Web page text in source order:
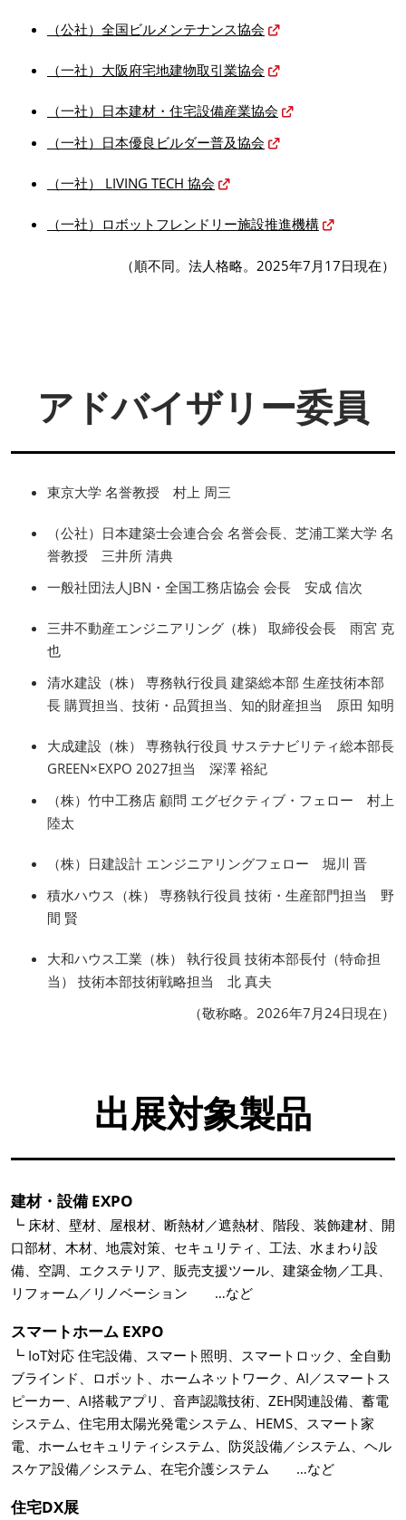
（公社）全国ビルメンテナンス協会
（一社）大阪府宅地建物取引業協会
（一社）日本建材・住宅設備産業協会
（一社）日本優良ビルダー普及協会
（一社） LIVING TECH 協会
（一社）ロボットフレンドリー施設推進機構
（順不同。法人格略。2025年7月17日現在）
アドバイザリー委員
東京大学 名誉教授 村上 周三
（公社）日本建築士会連合会 名誉会長、芝浦工業大学 名
誉教授 三井所 清典
一般社団法人JBN・全国工務店協会 会長 安成 信次
三井不動産エンジニアリング（株） 取締役会長 雨宮 克
也
清水建設（株） 専務執行役員 建築総本部 生産技術本部
長 購買担当、技術・品質担当、知的財産担当 原田 知明
大成建設（株） 専務執行役員 サステナビリティ総本部長
GREEN×EXPO 2027担当 深澤 裕紀
（株）竹中工務店 顧問 エグゼクティブ・フェロー 村上
陸太
（株）日建設計 エンジニアリングフェロー 堀川 晋
積水ハウス（株） 専務執行役員 技術・生産部門担当 野
間 賢
大和ハウス工業（株） 執行役員 技術本部長付（特命担
当） 技術本部技術戦略担当 北 真夫
（敬称略。2026年7月24日現在）
出展対象製品
建材・設備 EXPO
┗ 床材、壁材、屋根材、断熱材／遮熱材、階段、装飾建材、開
口部材、木材、地震対策、セキュリティ、工法、水まわり設
備、空調、エクステリア、販売支援ツール、建築金物／工具、
リフォーム／リノベーション …など
スマートホーム EXPO
┗ IoT対応 住宅設備、スマート照明、スマートロック、全自動
ブラインド、ロボット、ホームネットワーク、AI／スマートス
ピーカー、AI搭載アプリ、音声認識技術、ZEH関連設備、蓄電
システム、住宅用太陽光発電システム、HEMS、スマート家
電、ホームセキュリティシステム、防災設備／システム、ヘル
スケア設備／システム、在宅介護システム …など
住宅DX展